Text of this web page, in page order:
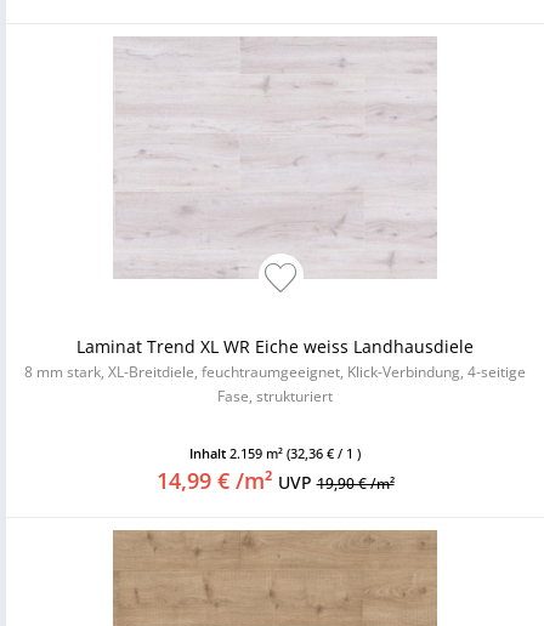
Laminat Trend XL WR Eiche weiss Landhausdiele
8 mm stark, XL-Breitdiele, feuchtraumgeeignet, Klick-Verbindung, 4-seitige
Fase, strukturiert
Inhalt 2.159 m² (32,36 € / 1 )
14,99 € /m² UVP19,90 € /m²